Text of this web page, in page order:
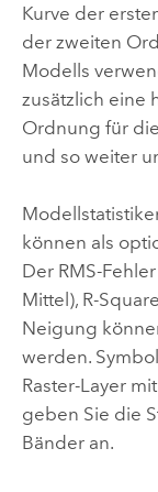
Kurve der
der zweiten
Modells
zusätzlich eine
Ordnung für
und so weiter
können als
Der RMS-
Mittel), R-
Neigung
werden.
Raster-Layer
geben Sie die
Bänder an.